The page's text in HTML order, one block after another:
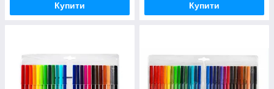
Купити Купити